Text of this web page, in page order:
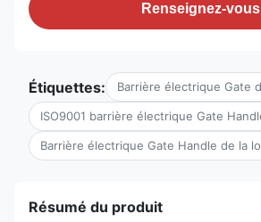
Renseignez-vous
Étiquettes: Barrière électrique Gate
ISO9001 barrière électrique Gate
Barrière électrique Gate Handle de la
Résumé du produit